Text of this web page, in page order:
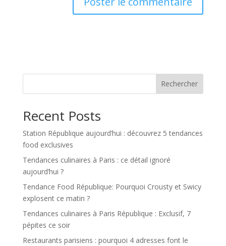
Rechercher
Recent Posts
Station République aujourd’hui : découvrez 5 tendances
food exclusives
Tendances culinaires à Paris : ce détail ignoré
aujourd’hui ?
Tendance Food République: Pourquoi Crousty et Swicy
explosent ce matin ?
Tendances culinaires à Paris République : Exclusif, 7
pépites ce soir
Restaurants parisiens : pourquoi 4 adresses font le